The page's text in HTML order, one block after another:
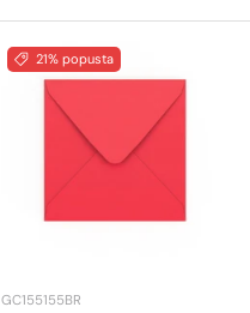
21% popusta
GC155155BR